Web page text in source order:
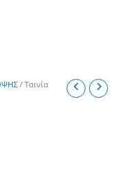
/ Ταινία